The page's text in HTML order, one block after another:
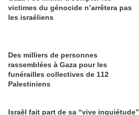
victimes du génocide n’arrêtera pas
les israéliens
Des milliers de personnes
rassemblées à Gaza pour les
funérailles collectives de 112
Palestiniens
Israël fait part de sa “vive inquiétude”